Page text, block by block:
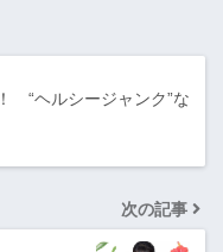
“ヘルシージャンク”な
次の記事